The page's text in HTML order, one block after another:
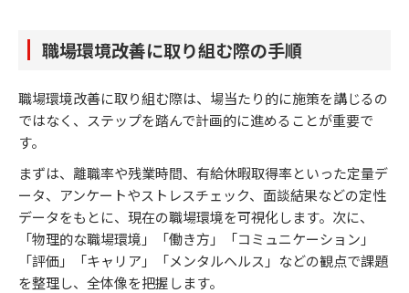
職場環境改善に取り組む際の手順
職場環境改善に取り組む際は、場当たり的に施策を講じるの
ではなく、ステップを踏んで計画的に進めることが重要で
す。
まずは、離職率や残業時間、有給休暇取得率といった定量デ
ータ、アンケートやストレスチェック、面談結果などの定性
データをもとに、現在の職場環境を可視化します。次に、
「物理的な職場環境」「働き方」「コミュニケーション」
「評価」「キャリア」「メンタルヘルス」などの観点で課題
を整理し、全体像を把握します。